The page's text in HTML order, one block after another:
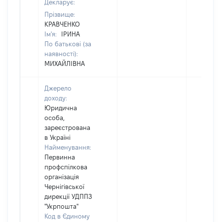
Декларує:
Прізвище:
КРАВЧЕНКО
Ім'я:
ІРИНА
По батькові (за
наявності):
МИХАЙЛІВНА
Джерело
доходу:
Юридична
особа,
зареєстрована
в Україні
Найменування:
Первинна
профспілкова
організація
Чернігівської
дирекції УДППЗ
"Укрпошта"
Код в Єдиному